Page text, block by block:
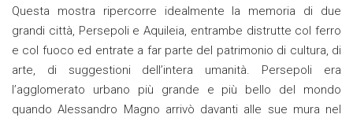
Questa mostra ripercorre idealmente la memoria di due
grandi città, Persepoli e Aquileia, entrambe distrutte col ferro
e col fuoco ed entrate a far parte del patrimonio di cultura, di
arte, di suggestioni dell’intera umanità. Persepoli era
l’agglomerato urbano più grande e più bello del mondo
quando Alessandro Magno arrivò davanti alle sue mura nel